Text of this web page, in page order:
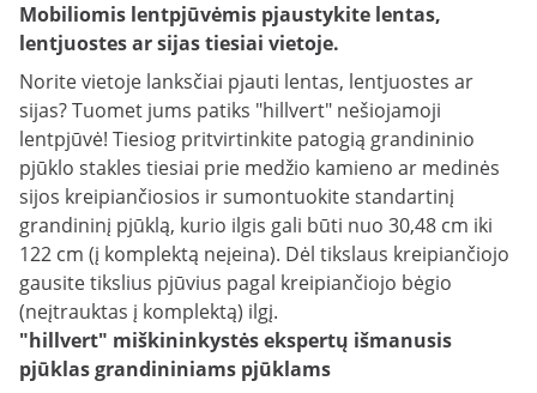
Mobiliomis lentpjūvėmis pjaustykite lentas,
lentjuostes ar sijas tiesiai vietoje.
Norite vietoje lanksčiai pjauti lentas, lentjuostes ar
sijas? Tuomet jums patiks "hillvert" nešiojamoji
lentpjūvė! Tiesiog pritvirtinkite patogią grandininio
pjūklo stakles tiesiai prie medžio kamieno ar medinės
sijos kreipiančiosios ir sumontuokite standartinį
grandininį pjūklą, kurio ilgis gali būti nuo 30,48 cm iki
122 cm (į komplektą neįeina). Dėl tikslaus kreipiančiojo
gausite tikslius pjūvius pagal kreipiančiojo bėgio
(neįtrauktas į komplektą) ilgį.
"hillvert" miškininkystės ekspertų išmanusis
pjūklas grandininiams pjūklams